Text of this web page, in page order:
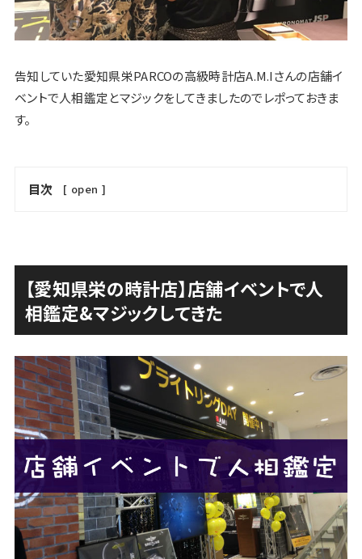
告知していた愛知県栄PARCOの高級時計店A.M.Iさんの店舗イ
ベントで人相鑑定とマジックをしてきましたのでレポっておきま
す。
目次 [ open ]
【愛知県栄の時計店】店舗イベントで人
相鑑定&マジックしてきた